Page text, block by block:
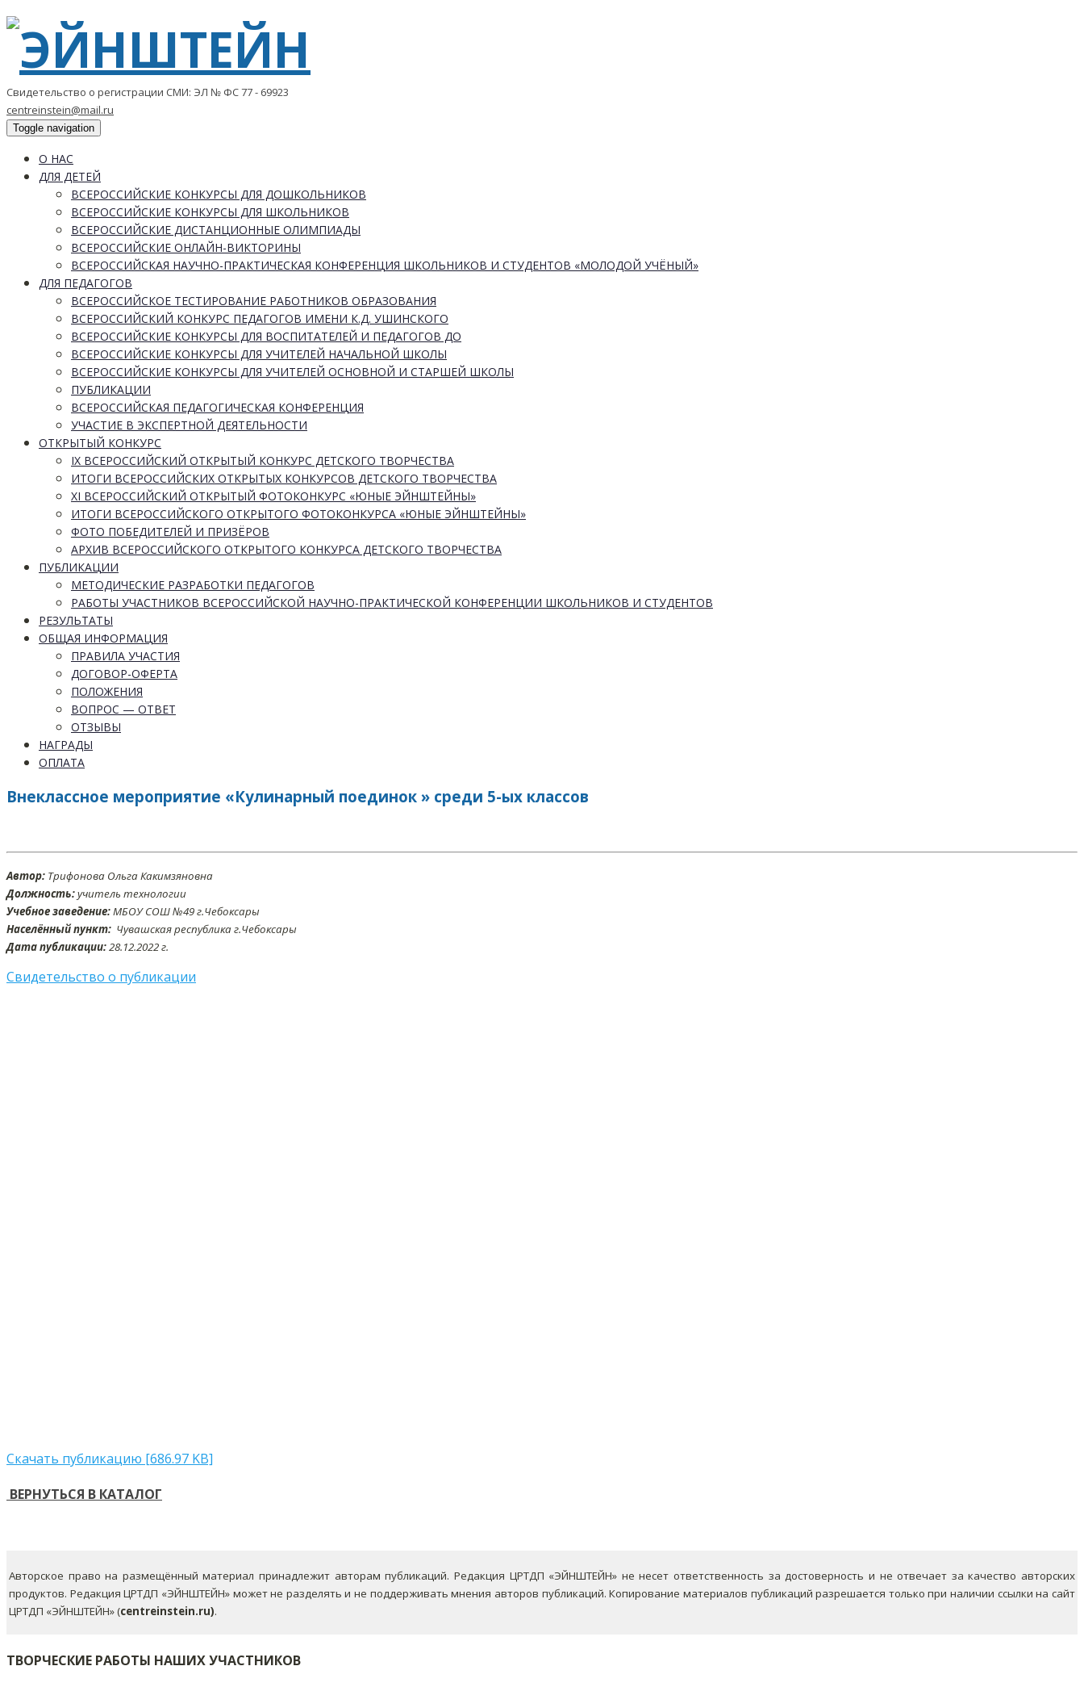
Свидетельство о регистрации СМИ: ЭЛ № ФС 77 - 69923
centreinstein@mail.ru
Toggle navigation
О НАС
ДЛЯ ДЕТЕЙ
ВСЕРОССИЙСКИЕ КОНКУРСЫ ДЛЯ ДОШКОЛЬНИКОВ
ВСЕРОССИЙСКИЕ КОНКУРСЫ ДЛЯ ШКОЛЬНИКОВ
ВСЕРОССИЙСКИЕ ДИСТАНЦИОННЫЕ ОЛИМПИАДЫ
ВСЕРОССИЙСКИЕ ОНЛАЙН-ВИКТОРИНЫ
ВСЕРОССИЙСКАЯ НАУЧНО-ПРАКТИЧЕСКАЯ КОНФЕРЕНЦИЯ ШКОЛЬНИКОВ И СТУДЕНТОВ «МОЛОДОЙ УЧЁНЫЙ»
ДЛЯ ПЕДАГОГОВ
ВСЕРОССИЙСКОЕ ТЕСТИРОВАНИЕ РАБОТНИКОВ ОБРАЗОВАНИЯ
ВСЕРОССИЙСКИЙ КОНКУРС ПЕДАГОГОВ ИМЕНИ К.Д. УШИНСКОГО
ВСЕРОССИЙСКИЕ КОНКУРСЫ ДЛЯ ВОСПИТАТЕЛЕЙ И ПЕДАГОГОВ ДО
ВСЕРОССИЙСКИЕ КОНКУРСЫ ДЛЯ УЧИТЕЛЕЙ НАЧАЛЬНОЙ ШКОЛЫ
ВСЕРОССИЙСКИЕ КОНКУРСЫ ДЛЯ УЧИТЕЛЕЙ ОСНОВНОЙ И СТАРШЕЙ ШКОЛЫ
ПУБЛИКАЦИИ
ВСЕРОССИЙСКАЯ ПЕДАГОГИЧЕСКАЯ КОНФЕРЕНЦИЯ
УЧАСТИЕ В ЭКСПЕРТНОЙ ДЕЯТЕЛЬНОСТИ
ОТКРЫТЫЙ КОНКУРС
IX ВСЕРОССИЙСКИЙ ОТКРЫТЫЙ КОНКУРС ДЕТСКОГО ТВОРЧЕСТВА
ИТОГИ ВСЕРОССИЙСКИХ ОТКРЫТЫХ КОНКУРСОВ ДЕТСКОГО ТВОРЧЕСТВА
XI ВСЕРОССИЙСКИЙ ОТКРЫТЫЙ ФОТОКОНКУРС «ЮНЫЕ ЭЙНШТЕЙНЫ»
ИТОГИ ВСЕРОССИЙСКОГО ОТКРЫТОГО ФОТОКОНКУРСА «ЮНЫЕ ЭЙНШТЕЙНЫ»
ФОТО ПОБЕДИТЕЛЕЙ И ПРИЗЁРОВ
АРХИВ ВСЕРОССИЙСКОГО ОТКРЫТОГО КОНКУРСА ДЕТСКОГО ТВОРЧЕСТВА
ПУБЛИКАЦИИ
МЕТОДИЧЕСКИЕ РАЗРАБОТКИ ПЕДАГОГОВ
РАБОТЫ УЧАСТНИКОВ ВСЕРОССИЙСКОЙ НАУЧНО-ПРАКТИЧЕСКОЙ КОНФЕРЕНЦИИ ШКОЛЬНИКОВ И СТУДЕНТОВ
РЕЗУЛЬТАТЫ
ОБЩАЯ ИНФОРМАЦИЯ
ПРАВИЛА УЧАСТИЯ
ДОГОВОР-ОФЕРТА
ПОЛОЖЕНИЯ
ВОПРОС — ОТВЕТ
ОТЗЫВЫ
НАГРАДЫ
ОПЛАТА
Внеклассное мероприятие «Кулинарный поединок » среди 5-ых классов
Автор: Трифонова Ольга Какимзяновна
Должность:учитель технологии
Учебное заведение:МБОУ СОШ №49 г.Чебоксары
Населённый пункт: Чувашская республика г.Чебоксары
Дата публикации:28.12.2022 г.
Свидетельство о публикации
Скачать публикацию [686.97 KB]
ВЕРНУТЬСЯ В КАТАЛОГ
Авторское право на размещённый материал принадлежит авторам публикаций. Редакция ЦРТДП «ЭЙНШТЕЙН» не несет ответственность за достоверность и не отвечает за качество авторских
продуктов. Редакция ЦРТДП «ЭЙНШТЕЙН» может не разделять и не поддерживать мнения авторов публикаций.Копирование материалов публикаций разрешается только при наличии ссылки на сайт
ЦРТДП «ЭЙНШТЕЙН» (centreinstein.ru).
ТВОРЧЕСКИЕ РАБОТЫ НАШИХ УЧАСТНИКОВ